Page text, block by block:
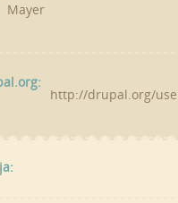
Mayer
http://drupal.org/